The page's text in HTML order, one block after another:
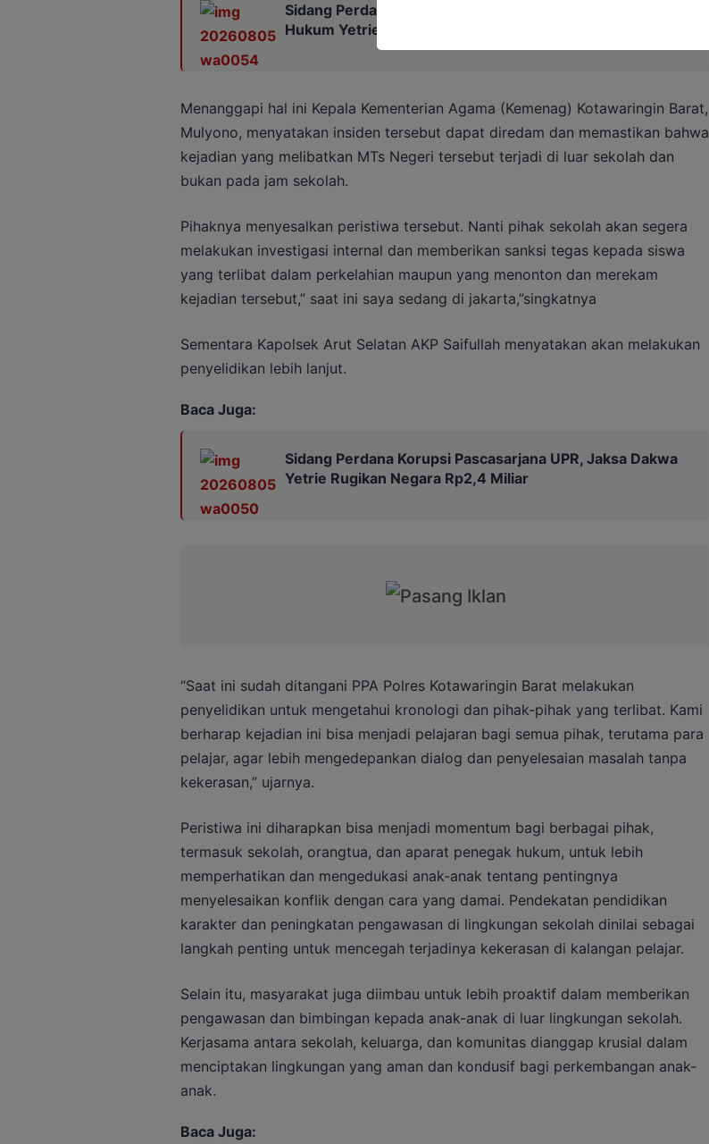
Sidang Perdana Dugaan Korupsi Pascasarjana UPR, Kuasa
Hukum Yetrie Ajukan Eksepsi
Menanggapi hal ini Kepala Kementerian Agama (Kemenag) Kotawaringin Barat,
Mulyono, menyatakan insiden tersebut dapat diredam dan memastikan bahwa
kejadian yang melibatkan MTs Negeri tersebut terjadi di luar sekolah dan
bukan pada jam sekolah.
Pihaknya menyesalkan peristiwa tersebut. Nanti pihak sekolah akan segera
melakukan investigasi internal dan memberikan sanksi tegas kepada siswa
yang terlibat dalam perkelahian maupun yang menonton dan merekam
kejadian tersebut,” saat ini saya sedang di jakarta,”singkatnya
Sementara Kapolsek Arut Selatan AKP Saifullah menyatakan akan melakukan
penyelidikan lebih lanjut.
Baca Juga:
Sidang Perdana Korupsi Pascasarjana UPR, Jaksa Dakwa
Yetrie Rugikan Negara Rp2,4 Miliar
“Saat ini sudah ditangani PPA Polres Kotawaringin Barat melakukan
penyelidikan untuk mengetahui kronologi dan pihak-pihak yang terlibat. Kami
berharap kejadian ini bisa menjadi pelajaran bagi semua pihak, terutama para
pelajar, agar lebih mengedepankan dialog dan penyelesaian masalah tanpa
kekerasan,” ujarnya.
Peristiwa ini diharapkan bisa menjadi momentum bagi berbagai pihak,
termasuk sekolah, orangtua, dan aparat penegak hukum, untuk lebih
memperhatikan dan mengedukasi anak-anak tentang pentingnya
menyelesaikan konflik dengan cara yang damai. Pendekatan pendidikan
karakter dan peningkatan pengawasan di lingkungan sekolah dinilai sebagai
langkah penting untuk mencegah terjadinya kekerasan di kalangan pelajar.
Selain itu, masyarakat juga diimbau untuk lebih proaktif dalam memberikan
pengawasan dan bimbingan kepada anak-anak di luar lingkungan sekolah.
Kerjasama antara sekolah, keluarga, dan komunitas dianggap krusial dalam
menciptakan lingkungan yang aman dan kondusif bagi perkembangan anak-
anak.
Baca Juga: